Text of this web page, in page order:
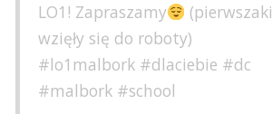
LO1! Zapraszamy
(pierwszaki
wzięły się do roboty)
#lo1malbork #dlaciebie #dc
#malbork #school